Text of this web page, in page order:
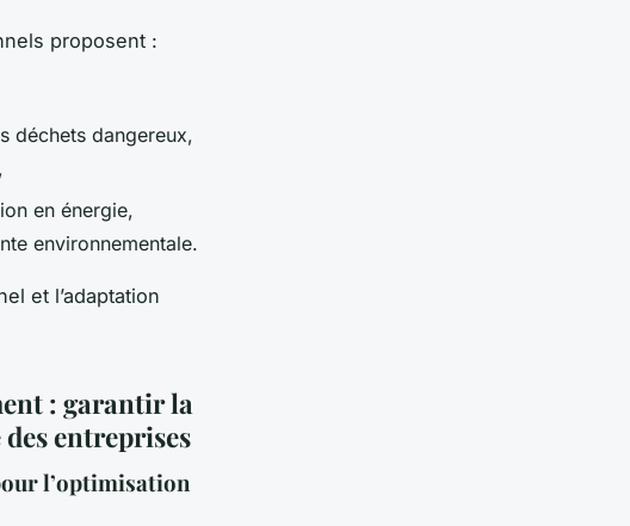
proposent :
déchets dangereux,
en énergie,
environnementale.
et l’adaptation
: garantir la
entreprises
l’optimisation